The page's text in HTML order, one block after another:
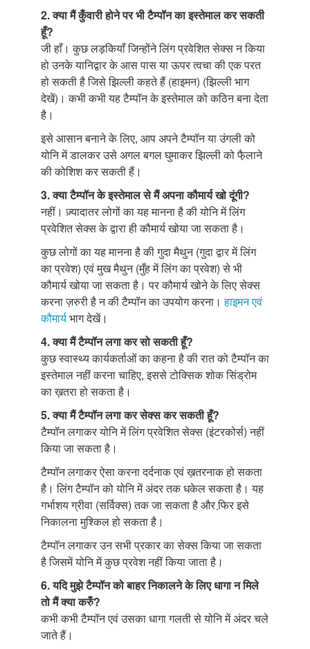
2. क्या मैं कुँवारी होने पर भी टैम्पॉनका इस्तेमाल कर सकती
हूँ?
जी हाँ। कुछ लड़कियाँ जिन्होंने लिंग प्रवेशित सेक्स न किया
हो उनके यानिद्वार के आस पास या ऊपर त्वचा की एक परत
हो सकती है जिसे झिल्ली कहते हैं (हाइमन) (झिल्ली भाग
देखें)। कभी कभी यह टैम्पॉन के इस्तेमाल को कठिन बना देता
है।
इसे आसान बनाने के लिए, आप अपने टैम्पॉन या उंगली को
योनि में डालकर उसे अगल बगल घुमाकर झिल्ली को फै़लाने
की कोशिश कर सकती हैं।
3. क्या टैम्पॉनके इस्तेमाल से मैं अपना कौमार्य खो दूंगी?
नहीं। ज़्यादातर लोगों का यह मानना है की योनि में लिंग
प्रवेशित सेक्स के द्वारा ही कौमार्य खोया जा सकता है।
कुछ लोगों का यह मानना है की गुदा मैथुन (गुदा द्वार में लिंग
का प्रवेश) एवं मुख मैथुन (मुँह में लिंग का प्रवेश) से भी
कौमार्य खोया जा सकता है। पर कौमार्य खोने के लिए सेक्स
करना ज़रुरी है न की टैम्पॉन का उपयोग करना।हाइमन एवं
कौमार्यभाग देखें।
4. क्या मैंटैम्पॉनलगा कर सो सकती हूँ?
कुछ स्वास्थ्य कार्यकर्ताओं का कहना है की रात को टैम्पॉन का
इस्तेमाल नहीं करना चाहिए, इससे टोक्सिक शोक सिंड्रोम
का ख़तरा हो सकता है।
5. क्या मैं टैम्पॉनलगा कर सेक्स कर सकती हूँ?
टैम्पॉन लगाकर योनि में लिंग प्रवेशित सेक्स (इंटरकोर्स) नहीं
किया जा सकता है।
टैम्पॉन लगाकर ऐसा करना दर्दनाक एवं ख़तरनाक हो सकता
है। लिंग टैम्पॉन को योनि में अंदर तक धकेल सकता है। यह
गर्भाशय ग्रीवा (सर्विक्स) तक जा सकता है और फि़र इसे
निकालना मुश्किल हो सकता है।
टैम्पॉन लगाकर उन सभी प्रकार का सेक्स किया जा सकता
है जिसमें योनि में कुछ प्रवेश नहीं किया जाता है।
6. यदि मुझे टैम्पॉनको बाहर निकालने के लिए धागा न मिले
तो मैं क्या करुँ?
कभी कभी टैम्पॉन एवं उसका धागा गलती से योनि में अंदर चले
जाते हैं।